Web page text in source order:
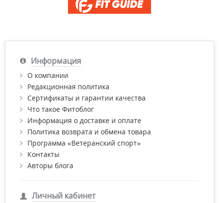
Информация
О компании
Редакционная политика
Сертификаты и гарантии качества
Что такое Фитоблог
Информация о доставке и оплате
Политика возврата и обмена товара
Программа «Ветеранский спорт»
Контакты
Авторы блога
Личный кабинет